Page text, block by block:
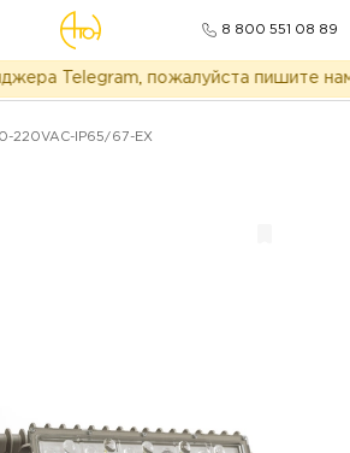
8 800 551 08 89
Telegram, пожалуйста пишите нам
220VAC-IP65/67-EX